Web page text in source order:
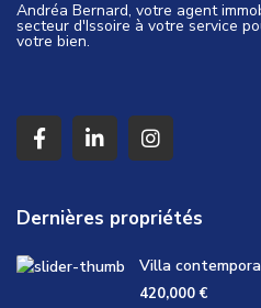
Andréa Bernard, votre agent
secteur d'Issoire à votre service
votre bien.
Dernières propriétés
Villa
420,000 €